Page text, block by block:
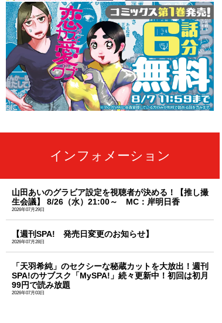
インフォメーション
山田あいのグラビア設定を視聴者が決める！【推し撮
生会議】 8/26（水）21:00～ MC：岸明日香
2026年07月29日
【週刊SPA! 発売日変更のお知らせ】
2026年07月28日
「天羽希純」のセクシーな秘蔵カットを大放出！週刊
SPA!のサブスク「MySPA!」続々更新中！初回は初月
99円で読み放題
2026年07月03日